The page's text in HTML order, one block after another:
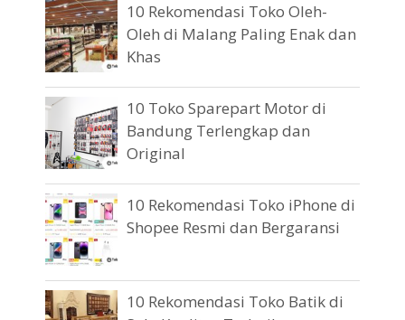
10 Rekomendasi Toko Oleh-
Oleh di Malang Paling Enak dan
Khas
10 Toko Sparepart Motor di
Bandung Terlengkap dan
Original
10 Rekomendasi Toko iPhone di
Shopee Resmi dan Bergaransi
10 Rekomendasi Toko Batik di